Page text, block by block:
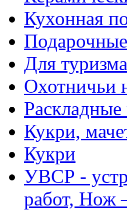
Кухонная
Для
Охотничьи
Кукри,
Кукри
УВСР -
работ, Нож